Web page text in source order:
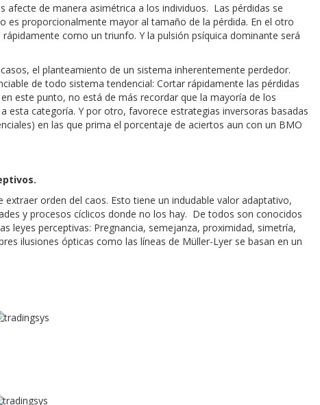
afecte de manera asimétrica a los individuos. Las pérdidas se
proporcionalmente mayor al tamaño de la pérdida. En el otro
como un triunfo. Y la pulsión psíquica dominante será
el planteamiento de un sistema inherentemente perdedor.
de todo sistema tendencial: Cortar rápidamente las pérdidas
este punto, no está de más recordar que la mayoría de los
esta categoría. Y por otro, favorece estrategias inversoras basadas
en las que prima el porcentaje de aciertos aun con un BMO
orden del caos. Esto tiene un indudable valor adaptativo,
y procesos cíclicos donde no los hay. De todos son conocidos
leyes perceptivas: Pregnancia, semejanza, proximidad, simetría,
ilusiones ópticas como las líneas de Müller-Lyer se basan en un